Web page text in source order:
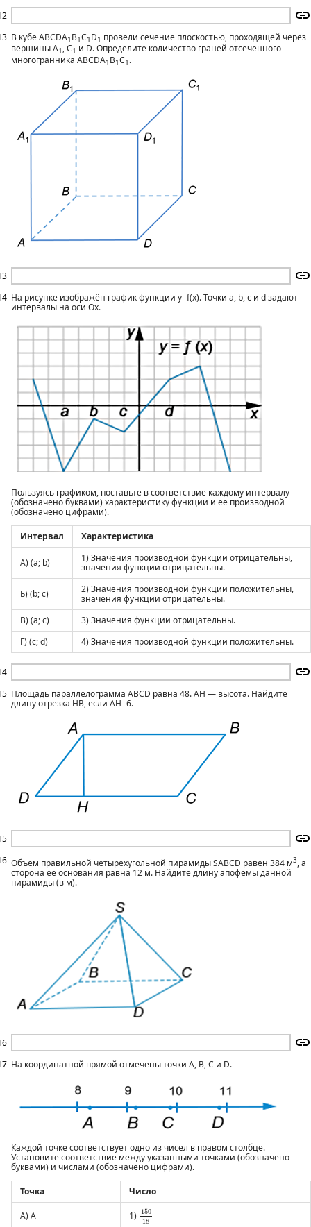
В кубе ABCDA1 B1C1 D1 провели сечение плоскостью, проходящей через
вершины A1 , C1 и D. Определите количество граней отсеченного
многогранника ABCDA1 B1C1 .
На рисунке изображён график функции y=f(x). Точки a, b, c и d задают
интервалы на оси Ox.
Пользуясь графиком, поставьте в соответствие каждому интервалу
(обозначено буквами) характеристику функции и ее производной
(обозначено цифрами).
Интервал Характеристика
А) (a; b)
1) Значения производной функции отрицательны,
значения функции отрицательны.
Б) (b; c)
2) Значения производной функции положительны,
значения функции отрицательны.
В) (a; c)
3) Значения функции отрицательны.
Г) (c; d)
4) Значения производной функции положительны.
Площадь параллелограмма ABCD равна 48. AH — высота. Найдите
длину отрезка HB, если AH=6.
Объем правильной четырехугольной пирамиды SABCD равен 384 м3, а
сторона её основания равна 12 м. Найдите длину апофемы данной
пирамиды (в м).
На координатной прямой отмечены точки A, B, C и D.
Каждой точке соответствует одно из чисел в правом столбце.
Установите соответствие между указанными точками (обозначено
буквами) и числами (обозначено цифрами).
Точка Число
А) А 1)
150
18
150